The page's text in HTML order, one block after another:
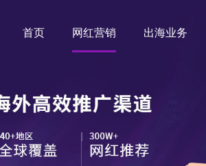
首页 网红营销 出海业务